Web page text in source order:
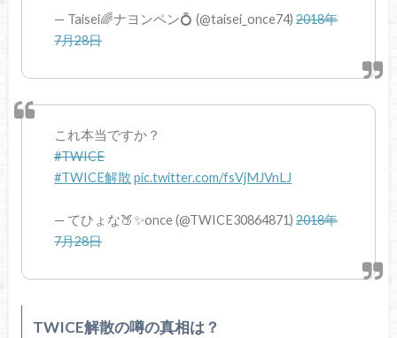
— Taisei🌈ナヨンペン💍 (@taisei_once74)2018年
7月28日
これ本当ですか？
#TWICE
#TWICE解散 pic.twitter.com/fsVjMJVnLJ
— てひょな🍑✨once (@TWICE30864871)2018年
7月28日
TWICE解散の噂の真相は？